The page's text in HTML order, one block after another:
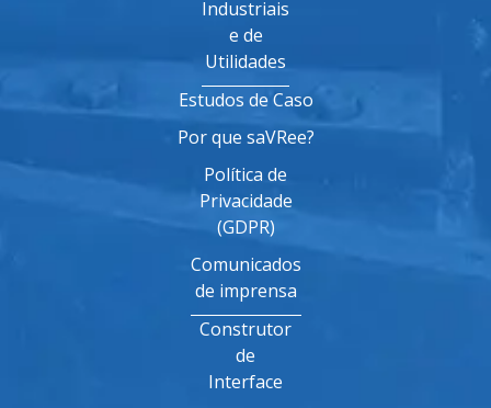
Industriais
e de
Utilidades
Estudos de Caso
Por que saVRee?
Política de
Privacidade
(GDPR)
Comunicados
de imprensa
Construtor
de
Interface